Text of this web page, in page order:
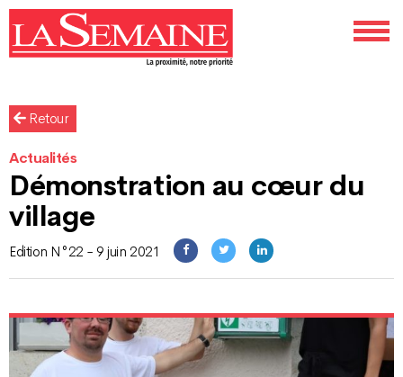
Retour
Actualités
Démonstration au cœur du
village
Edition N°22 - 9 juin 2021